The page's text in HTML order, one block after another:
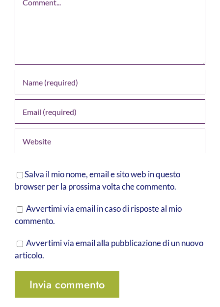
Salva il mio nome, email e sito web in questo
browser per la prossima volta che commento.
Avvertimi via email in caso di risposte al mio
commento.
Avvertimi via email alla pubblicazione di un nuovo
articolo.